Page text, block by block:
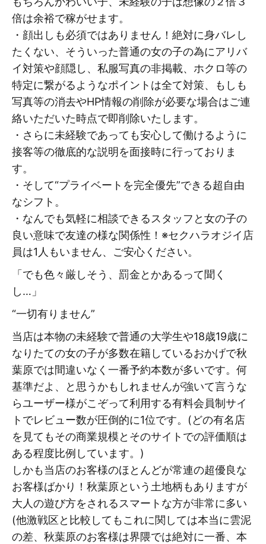
倍は余裕で稼がせます。
・顔出しも必須ではありません！絶対に身バレし
たくない、そういった普通の女の子の為にアリバ
イ対策や顔隠し、私服写真の非掲載、ホクロ等の
特定に繋がるようなポイントは全て対策、もしも
写真等の消去やHP情報の削除が必要な場合はご連
絡いただいた時点で即削除いたします。
・さらに未経験であっても安心して働けるように
接客等の徹底的な説明を面接時に行っておりま
す。
・そして“プライベートを完全優先”できる超自由
なシフト。
・なんでも気軽に相談できるスタッフと女の子の
良い意味で友達の様な関係性！※セクハラオジイ店
員は1人もいません、ご安心ください。
「でも色々厳しそう、罰金とかあるって聞く
し…」
“一切有りません”
当店は本物の未経験で普通の大学生や18歳19歳に
なりたての女の子が多数在籍しているおかげで秋
葉原では間違いなく一番予約本数が多いです。何
基準だよ、と思うかもしれませんが強いて言うな
らユーザー様がこぞって利用する有料会員制サイ
トでレビュー数が圧倒的に1位です。(どの有名店
を見てもその商業規模とそのサイトでの評価順は
ある程度比例しています。)
しかも当店のお客様のほとんどが常連の超優良な
お客様ばかり！秋葉原という土地柄もありますが
大人の遊び方をされるスマートな方が非常に多い
(他激戦区と比較してもこれに関しては本当に雲泥
の差、秋葉原のお客様は界隈では絶対に一番、本